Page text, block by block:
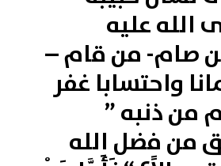
عليه
صام- من قام –
واحتسابا غفر
من ذنبه ”
من فضل الله